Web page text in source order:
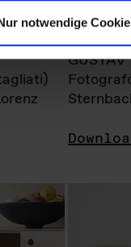
notwendige
GUSTAV